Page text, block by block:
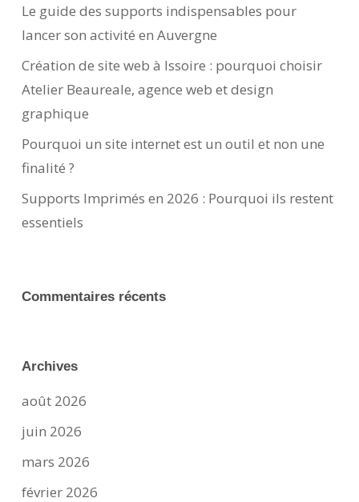
Le guide des supports indispensables pour
lancer son activité en Auvergne
Création de site web à Issoire : pourquoi choisir
Atelier Beaureale, agence web et design
graphique
Pourquoi un site internet est un outil et non une
finalité ?
Supports Imprimés en 2026 : Pourquoi ils restent
essentiels
Commentaires récents
Archives
août 2026
juin 2026
mars 2026
février 2026